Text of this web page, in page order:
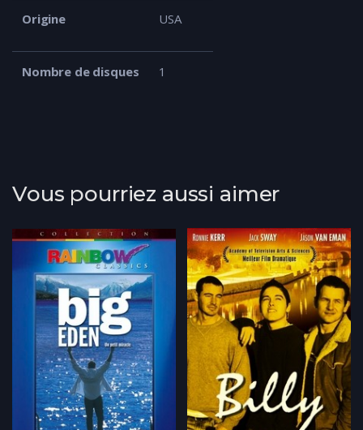
Origine USA
Nombre de disques 1
Vous pourriez aussi aimer